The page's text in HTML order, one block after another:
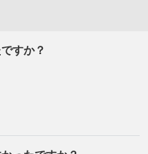
すか？